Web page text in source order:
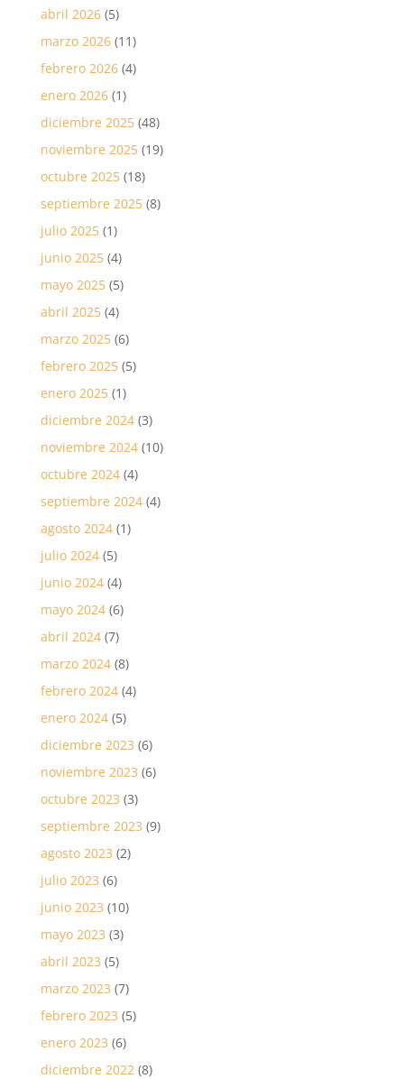
abril 2026(5)
marzo 2026(11)
febrero 2026(4)
enero 2026(1)
diciembre 2025(48)
noviembre 2025(19)
octubre 2025(18)
septiembre 2025(8)
julio 2025(1)
junio 2025(4)
mayo 2025(5)
abril 2025(4)
marzo 2025(6)
febrero 2025(5)
enero 2025(1)
diciembre 2024(3)
noviembre 2024(10)
octubre 2024(4)
septiembre 2024(4)
agosto 2024(1)
julio 2024(5)
junio 2024(4)
mayo 2024(6)
abril 2024(7)
marzo 2024(8)
febrero 2024(4)
enero 2024(5)
diciembre 2023 (6)
noviembre 2023 (6)
octubre 2023 (3)
septiembre 2023 (9)
agosto 2023 (2)
julio 2023 (6)
junio 2023 (10)
mayo 2023 (3)
abril 2023 (5)
marzo 2023 (7)
febrero 2023 (5)
enero 2023 (6)
diciembre 2022(8)